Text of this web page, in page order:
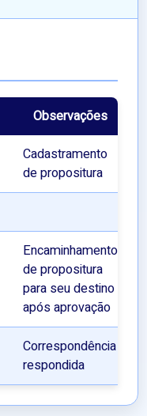
Observações
Cadastramento
de propositura
Encaminhamento
de propositura
para seu destino
após aprovação
Correspondência
respondida